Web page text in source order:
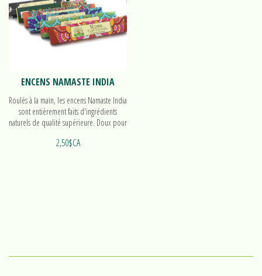
ENCENS NAMASTE INDIA
Roulés à la main, les encens Namaste India
sont entièrement faits d'ingrédients
naturels de qualité supérieure. Doux pour
disponibles dans un éventail de
2,50$CA